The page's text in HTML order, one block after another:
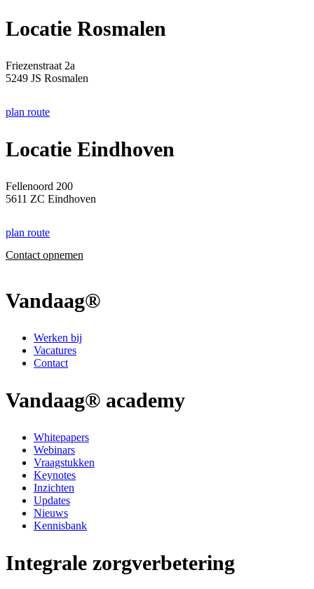
Locatie Rosmalen
Friezenstraat 2a
5249 JS Rosmalen
plan route
Locatie Eindhoven
Fellenoord 200
5611 ZC Eindhoven
plan route
Contact opnemen
Vandaag®
Werken bij
Vacatures
Contact
Vandaag® academy
Whitepapers
Webinars
Vraagstukken
Keynotes
Inzichten
Updates
Nieuws
Kennisbank
Integrale zorgverbetering